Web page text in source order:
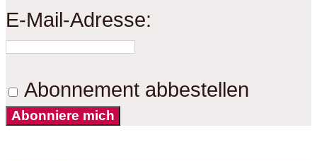
E-Mail-Adresse:
Abonnement abbestellen
Abonniere mich